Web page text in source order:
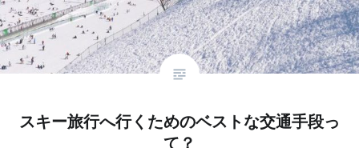
スキー旅行へ行くためのベストな交通手段っ
て？